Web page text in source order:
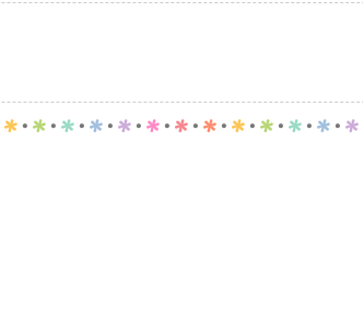
p . p . p . p . p . p . p . p . p . p . p . p . p